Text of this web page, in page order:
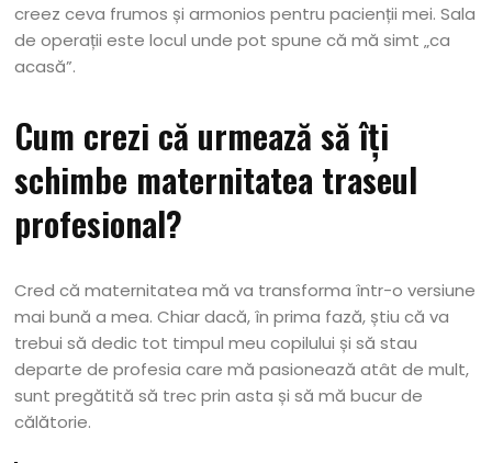
creez ceva frumos și armonios pentru pacienții mei. Sala
de operații este locul unde pot spune că mă simt „ca
acasă”.
Cum crezi că urmează să îți
schimbe maternitatea traseul
profesional?
Cred că maternitatea mă va transforma într-o versiune
mai bună a mea. Chiar dacă, în prima fază, știu că va
trebui să dedic tot timpul meu copilului și să stau
departe de profesia care mă pasionează atât de mult,
sunt pregătită să trec prin asta și să mă bucur de
călătorie.